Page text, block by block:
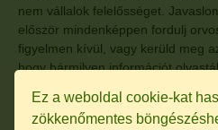
nem vállalok felelősséget.
először mindenképpen fordulj
figyelmen kívül, vagy kerüld meg
hogy bármilyen információt
vagy a honlaphoz kapcsolódó,
Ez a weboldal cookie-kat
zökkenőmentes